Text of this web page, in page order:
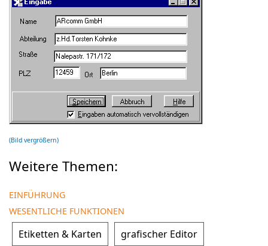
(Bild vergrößern)
Weitere Themen:
EINFÜHRUNG
WESENTLICHE FUNKTIONEN
Etiketten & Karten grafischer Editor